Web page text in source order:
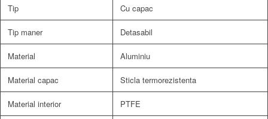
Tip Cu capac
Tip maner Detasabil
Material Aluminiu
Material capac Sticla termorezistenta
Material interior PTFE